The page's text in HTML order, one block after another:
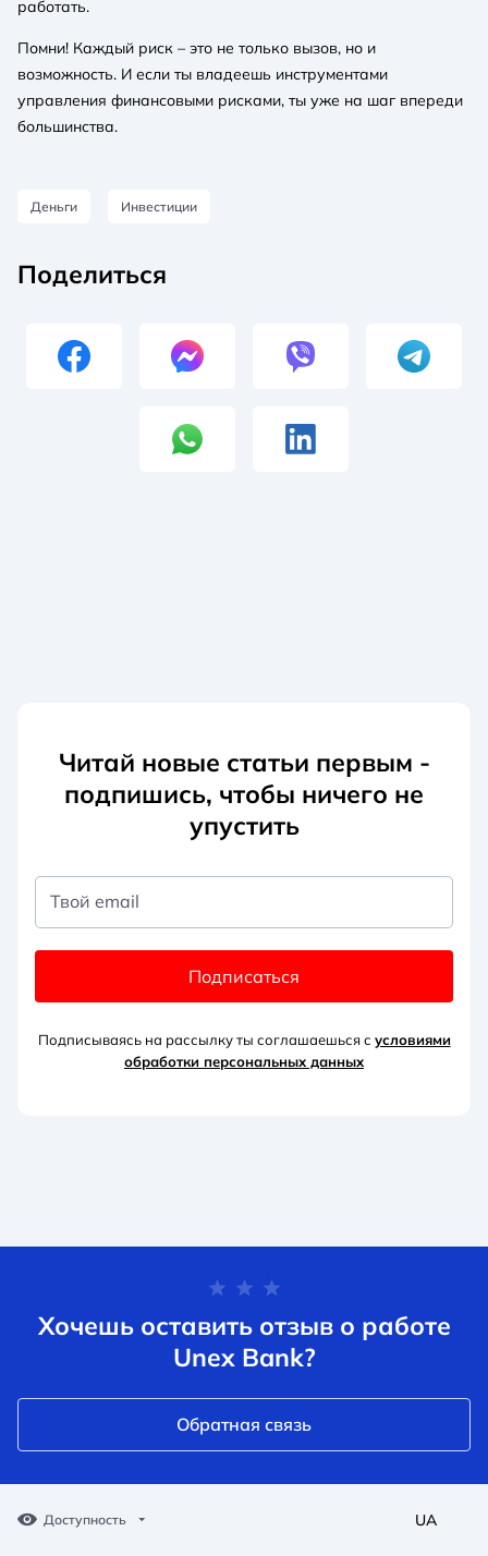
работать.
Помни! Каждый риск – это не только вызов, но и
возможность. И если ты владеешь инструментами
управления финансовыми рисками, ты уже на шаг впереди
большинства.
Деньги Инвестиции
Поделиться
Читай новые статьи первым -
подпишись, чтобы ничего не
упустить
Твой email
Подписаться
Подписываясь на рассылку ты соглашаешься с условиями
обработки персональных данных
Хочешь оставить отзыв о работе
Unex Bank?
Обратная связь
Доступность UA